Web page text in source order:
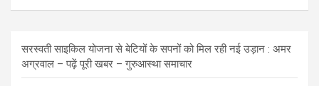
सरस्वती साइकिल योजना से बेटियों के सपनों को मिल रही नई उड़ान : अमर
अग्रवाल – पढ़ें पूरी खबर – गुरुआस्था समाचार